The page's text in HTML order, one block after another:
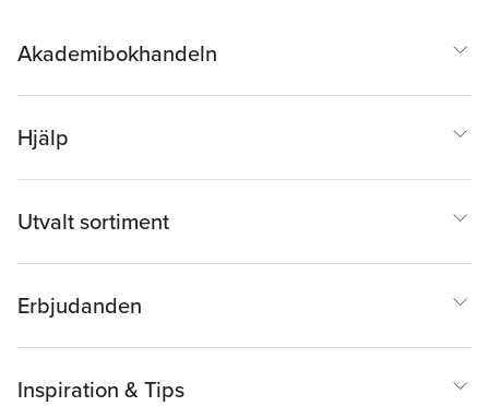
Akademibokhandeln
Hjälp
Utvalt sortiment
Erbjudanden
Inspiration & Tips